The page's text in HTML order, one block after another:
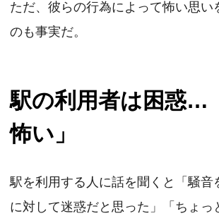
ただ、彼らの行為によって怖い思い
のも事実だ。
駅の利用者は困惑…
怖い」
駅を利用する人に話を聞くと「騒音
に対して迷惑だと思った」「ちょっ